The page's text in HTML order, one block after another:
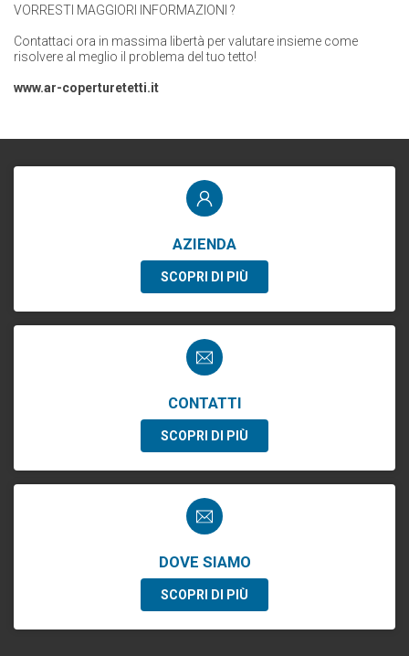
VORRESTI MAGGIORI INFORMAZIONI ?
Contattaci ora in massima libertà per valutare insieme come
risolvere al meglio il problema del tuo tetto!
www.ar-coperturetetti.it
AZIENDA
SCOPRI DI PIÙ
CONTATTI
SCOPRI DI PIÙ
DOVE SIAMO
SCOPRI DI PIÙ